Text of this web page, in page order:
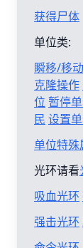
获得尸体
单位类:
瞬移/移
克隆操作
位 暂停
民 设置
单位特殊
光环请看
吸血光环
强击光环